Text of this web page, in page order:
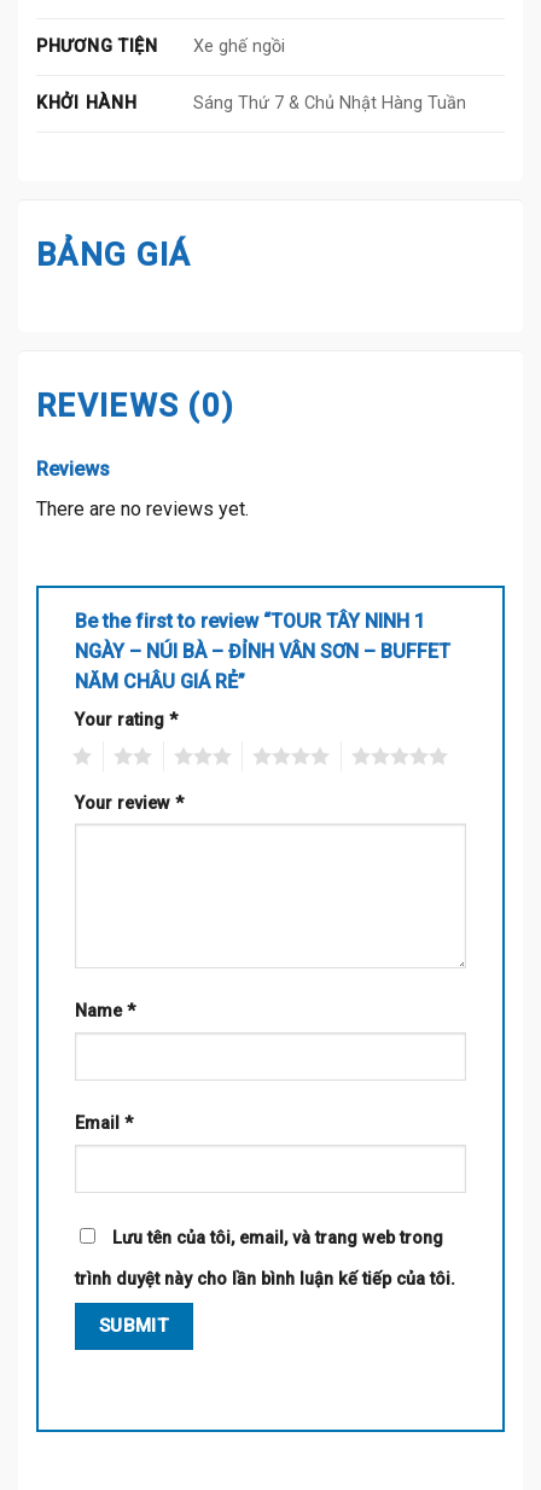
PHƯƠNG TIỆN Xe ghế ngồi
KHỞI HÀNH Sáng Thứ 7 & Chủ Nhật Hàng Tuần
BẢNG GIÁ
REVIEWS (0)
Reviews
There are no reviews yet.
Be the first to review “TOUR TÂY NINH 1
NGÀY – NÚI BÀ – ĐỈNH VÂN SƠN – BUFFET
NĂM CHÂU GIÁ RẺ”
Your rating *
Your review *
Name*
Email *
Lưu tên của tôi, email, và trang web trong
trình duyệt này cho lần bình luận kế tiếp của tôi.